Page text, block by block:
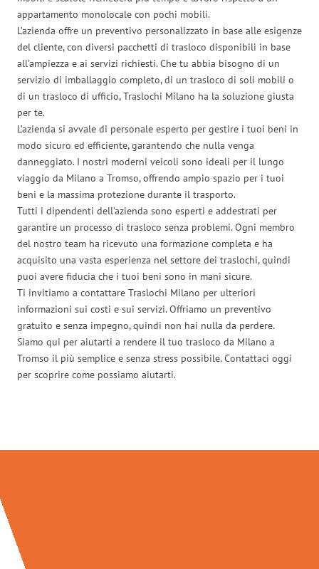
appartamento monolocale con pochi mobili.
L’azienda offre un preventivo personalizzato in base alle esigenze
del cliente, con diversi pacchetti di trasloco disponibili in base
all’ampiezza e ai servizi richiesti. Che tu abbia bisogno di un
servizio di imballaggio completo, di un trasloco di soli mobili o
di un trasloco di ufficio, Traslochi Milano ha la soluzione giusta
per te.
L’azienda si avvale di personale esperto per gestire i tuoi beni in
modo sicuro ed efficiente, garantendo che nulla venga
danneggiato. I nostri moderni veicoli sono ideali per il lungo
viaggio da Milano a Tromso, offrendo ampio spazio per i tuoi
beni e la massima protezione durante il trasporto.
Tutti i dipendenti dell’azienda sono esperti e addestrati per
garantire un processo di trasloco senza problemi. Ogni membro
del nostro team ha ricevuto una formazione completa e ha
acquisito una vasta esperienza nel settore dei traslochi, quindi
puoi avere fiducia che i tuoi beni sono in mani sicure.
Ti invitiamo a contattare Traslochi Milano per ulteriori
informazioni sui costi e sui servizi. Offriamo un preventivo
gratuito e senza impegno, quindi non hai nulla da perdere.
Siamo qui per aiutarti a rendere il tuo trasloco da Milano a
Tromso il più semplice e senza stress possibile. Contattaci oggi
per scoprire come possiamo aiutarti.